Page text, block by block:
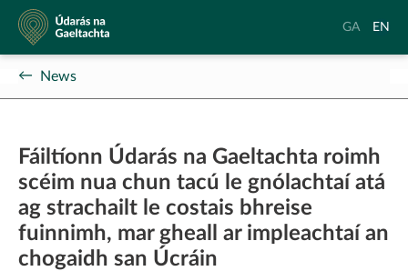
Údarás
na
Gaeltachta
Aistrigh
Gaeilge
GA
to
EN
News
Fáiltíonn Údarás na Gaeltachta roimh
scéim nua chun tacú le gnólachtaí atá
ag strachailt le costais bhreise
fuinnimh, mar gheall ar impleachtaí an
chogaidh san Úcráin